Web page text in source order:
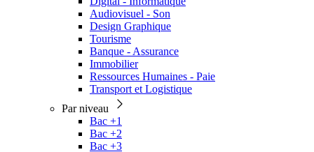
Audiovisuel - Son
Design Graphique
Tourisme
Banque - Assurance
Immobilier
Ressources Humaines - Paie
Transport et Logistique
Par niveau
Bac +1
Bac +2
Bac +3